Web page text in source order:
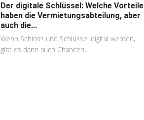
Der digitale Schlüssel: Welche Vorteile
haben die Vermietungsabteilung, aber
auch die...
Wenn Schloss und Schlüssel digital werden,
gibt es dann auch Chancen...